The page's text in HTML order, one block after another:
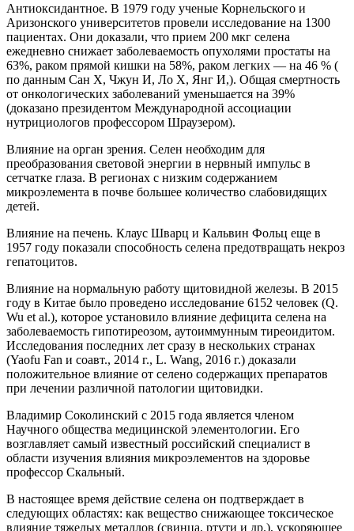
Антиоксидантное. В 1979 году ученые Корнельского и
Аризонского университетов провели исследование на 1300
пациентах. Они доказали, что прием 200 мкг селена
ежедневно снижает заболеваемость опухолями простаты на
63%, раком прямой кишки на 58%, раком легких — на 46 % (
по данным Сан X, Чжун И, Ло Х, Янг И,). Общая смертность
от онкологических заболеваний уменьшается на 39%
(доказано президентом Международной ассоциации
нутрициологов профессором Шраузером).
Влияние на орган зрения. Селен необходим для
преобразования световой энергии в нервный импульс в
сетчатке глаза. В регионах с низким содержанием
микроэлемента в почве большее количество слабовидящих
детей.
Влияние на печень. Клаус Шварц и Кальвин Фольц еще в
1957 году показали способность селена предотвращать некроз
гепатоцитов.
Влияние на нормальную работу щитовидной железы. В 2015
году в Китае было проведено исследование 6152 человек (Q.
Wu et al.), которое установило влияние дефицита селена на
заболеваемость гипотиреозом, аутоиммунным тиреоидитом.
Исследования последних лет сразу в нескольких странах
(Yaofu Fan и соавт., 2014 г., L. Wang, 2016 г.) доказали
положительное влияние от селено содержащих препаратов
при лечении различной патологии щитовидки.
Владимир Соколинский с 2015 года является членом
Научного общества медицинской элементологии. Его
возглавляет самый известный российский специалист в
области изучения влияния микроэлементов на здоровье
профессор Скальный.
В настоящее время действие селена он подтверждает в
следующих областях: как вещество снижающее токсическое
влияние тяжелых металлов (свинца, ртути и др.), ускоряющее